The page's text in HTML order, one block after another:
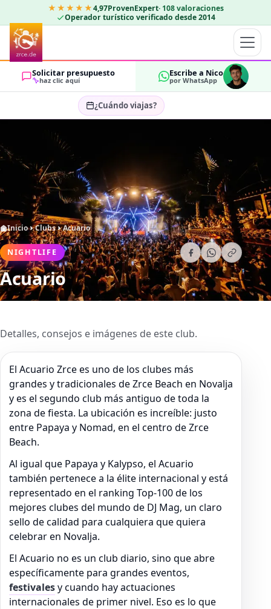
★★★★★4,97ProvenExpert· 108 valoraciones
Operador turístico verificado desde 2014
Solicitar presupuesto
haz clic aquí
Escribe a Nico
por WhatsApp
¿Cuándo viajas?
HUÉSPEDES
OK
Inicio Clubs Acuario
NIGHTLIFE
Acuario
Detalles, consejos e imágenes de este club.
El Acuario Zrce es uno de los clubes más
grandes y tradicionales de Zrce Beach en Novalja
y es el segundo club más antiguo de toda la
zona de fiesta. La ubicación es increíble: justo
entre Papaya y Nomad, en el centro de Zrce
Beach.
Al igual que Papaya y Kalypso, el Acuario
también pertenece a la élite internacional y está
representado en el ranking Top-100 de los
mejores clubes del mundo de DJ Mag, un claro
sello de calidad para cualquiera que quiera
celebrar en Novalja.
El Acuario no es un club diario, sino que abre
específicamente para grandes eventos,
festivalesy cuando hay actuaciones
internacionales de primer nivel. Eso es lo que